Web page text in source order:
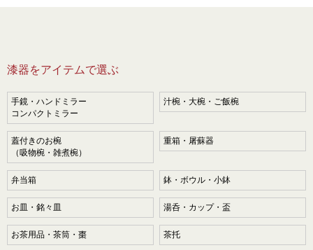
漆器をアイテムで選ぶ
手鏡・ハンドミラー
コンパクトミラー
汁椀・大椀・ご飯椀
蓋付きのお椀
（吸物椀・雑煮椀）
重箱・屠蘇器
弁当箱 鉢・ボウル・小鉢
お皿・銘々皿 湯呑・カップ・盃
お茶用品・茶筒・棗 茶托